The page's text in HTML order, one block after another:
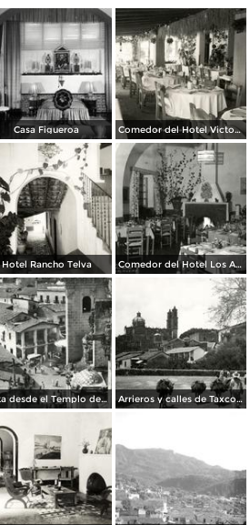
Casa Figueroa Comedor del Hotel Victoria
Hotel Rancho Telva Comedor del Hotel Los Arcos
Vista desde el Templo de Santa Prisca Arrieros y calles de Taxco, con Templo de Santa Prisca al fondo